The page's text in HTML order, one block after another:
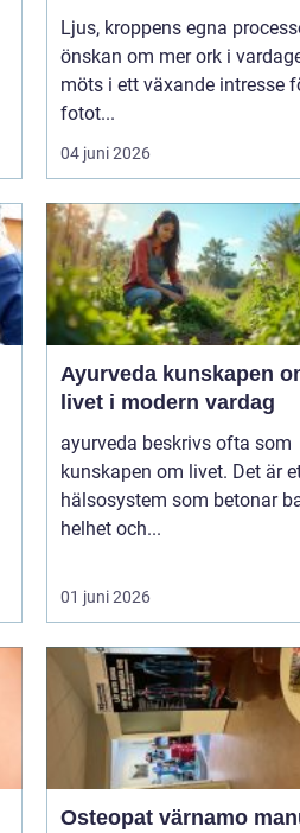
Ljus, kroppens egna
önskan om mer ork i
möts i ett växande intresse
fotot...
04 juni 2026
Ayurveda kunskapen om
livet i modern vardag
ayurveda beskrivs ofta som
kunskapen om livet. Det är
hälsosystem som betonar
helhet och...
01 juni 2026
Osteopat värnamo manuell